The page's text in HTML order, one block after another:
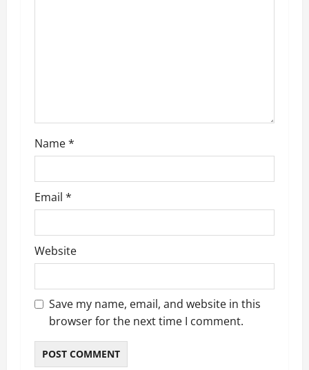
Name*
Email *
Website
Save my name, email, and website in this
browser for the next time I comment.